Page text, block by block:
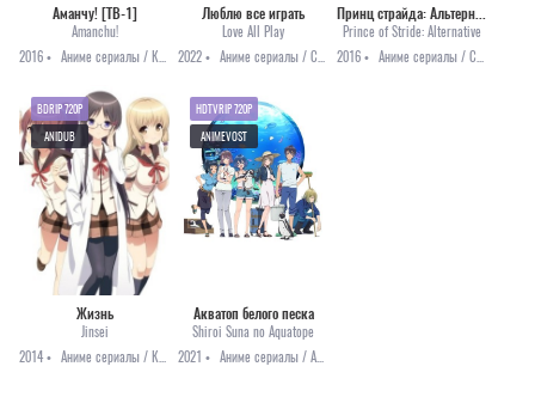
Аманчу! [ТВ-1]
Amanchu!
2016 •
Люблю все играть
Love All Play
2022 •
Prince of Stride: Alternative
2016 •
Жизнь
Jinsei
2014 •
Аниме сериалы / Комедия / Повседневность
BDRIP 720P
ANIDUB
Акватоп белого песка
Shiroi Suna no Aquatope
2021 •
Аниме сериалы / Аниме 2021 / Повседневность / Приключения / Онгоинги
HDTVRIP 720P
ANIMEVOST